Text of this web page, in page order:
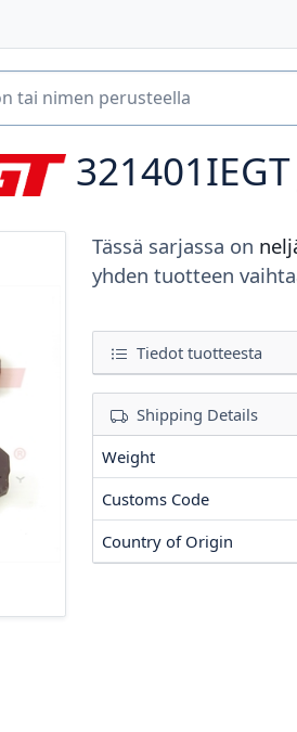
321401IEGT
Tässä sarjassa on
yhden tuotteen
Tiedot tuotteesta
Shipping Details
Weight
Customs Code
Country of Origin